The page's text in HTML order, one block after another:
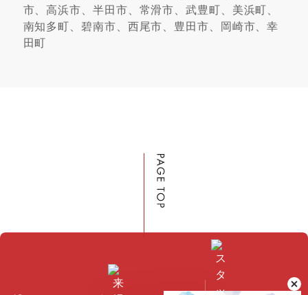
市、高浜市、半田市、常滑市、武豊町、美浜町、
南知多町、碧南市、西尾市、豊田市、岡崎市、幸
田町